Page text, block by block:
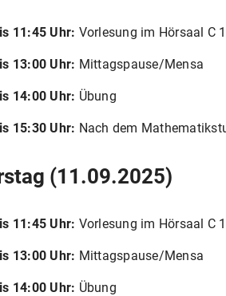
11:45 Uhr: Vorlesung im Hörsaal C
13:00 Uhr: Mittagspause/Mensa
14:00 Uhr: Übung
15:30 Uhr: Nach dem
(11.09.2025)
11:45 Uhr: Vorlesung im Hörsaal C
13:00 Uhr: Mittagspause/Mensa
14:00 Uhr: Übung